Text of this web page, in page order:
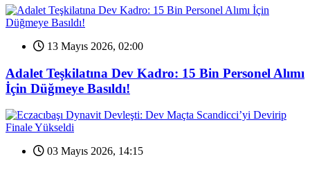
13 Mayıs 2026, 02:00
Adalet Teşkilatına Dev Kadro: 15 Bin Personel Alımı
İçin Düğmeye Basıldı!
03 Mayıs 2026, 14:15